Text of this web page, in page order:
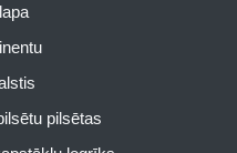
pilsētas